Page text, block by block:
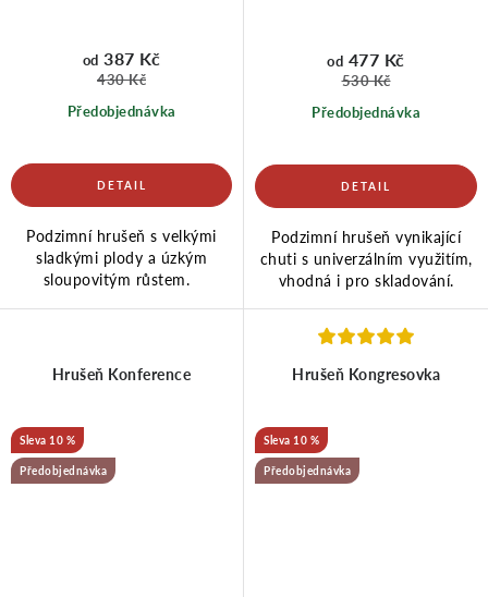
Předobjednávka
od 387 Kč
430 Kč
Podzimní hrušeň s velkými
sladkými plody a úzkým
sloupovitým růstem.
Předobjednávka
od 477 Kč
530 Kč
Podzimní hrušeň vynikající
chuti s univerzálním využitím,
vhodná i pro skladování.
Hrušeň Konference
10 %
Předobjednávka
Hrušeň Kongresovka
10 %
Předobjednávka